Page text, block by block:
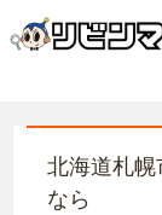
北海道札
なら